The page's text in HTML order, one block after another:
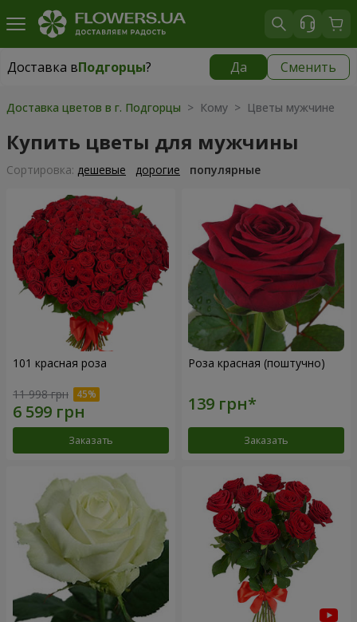
Доставка вПодгорцы? Да Сменить
Доставка вПодгорцы|
Доставка цветов в г. Подгорцы > Кому > Цветы мужчине
Купить цветы для мужчины
Cортировка: дешевые дорогие популярные
101 красная роза
11 998 грн
Заказать
Роза красная (поштучно)
Заказать